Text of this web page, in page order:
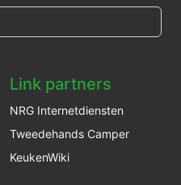
Link partners
NRG Internetdiensten
Tweedehands Camper
KeukenWiki